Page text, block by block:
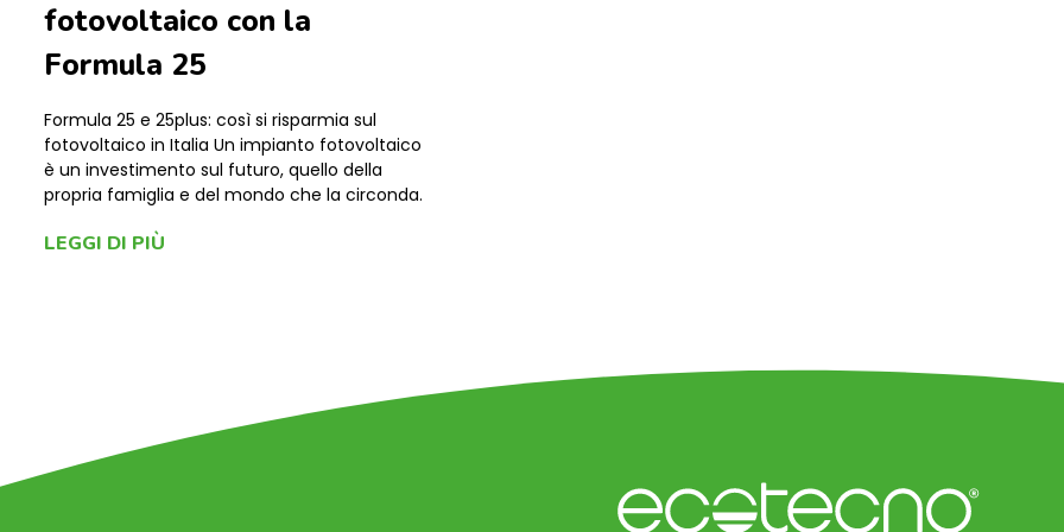
fotovoltaico con la
Formula 25
Formula 25 e 25plus: così si risparmia sul
fotovoltaico in Italia Un impianto fotovoltaico
è un investimento sul futuro, quello della
propria famiglia e del mondo che la circonda.
LEGGI DI PIÙ